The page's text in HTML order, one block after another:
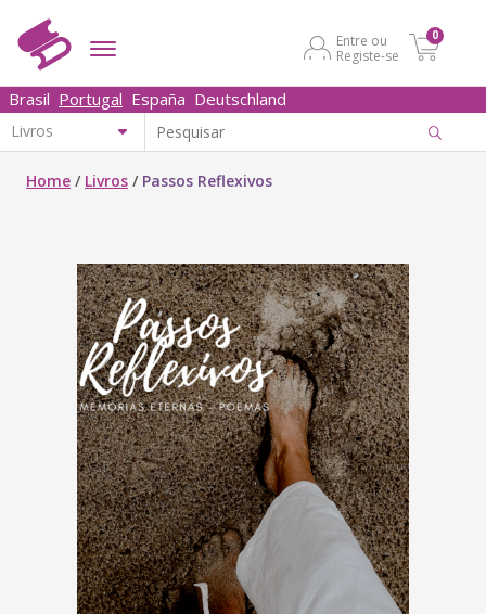
Entre ou
Registe-se
0
Brasil Portugal España Deutschland
Home / Livros / Passos Reflexivos